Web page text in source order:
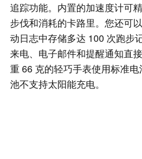
追踪功能。内置的加速度计可
步伐和消耗的卡路里。您还可
动日志中存储多达 100 次跑步
来电、电子邮件和提醒通知直
重 66 克的轻巧手表使用标准
池不支持太阳能充电。